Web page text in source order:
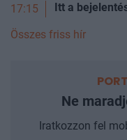
17:15 Itt a
Összes friss hír
Ne
Iratkozzon fel